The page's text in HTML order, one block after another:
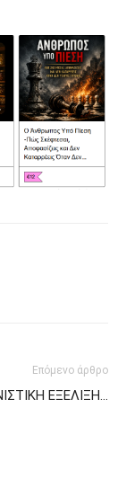
Επόμενο άρθρο
ΕΞΕΛΙΞΗ…